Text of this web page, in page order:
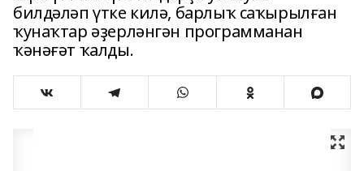
билдәләп үтке килә, барлыҡ саҡырылған
ҡунаҡтар әҙерләнгән программанан
ҡәнәғәт ҡалды.